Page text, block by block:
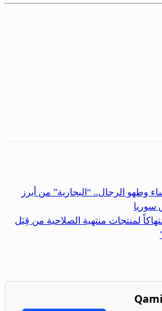
وطهو الرجال.. “البجارية” من أبرز
سوريا
163 انتهاكاً لمنتجات منتهية الصلاحية من قِبَل